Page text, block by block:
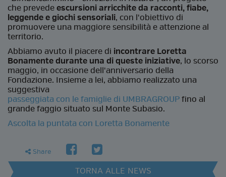
che prevede escursioni arricchite da racconti, fiabe,
leggende e giochi sensoriali, con l'obiettivo di
promuovere una maggiore sensibilità e attenzione al
territorio.
Abbiamo avuto il piacere di incontrare Loretta
Bonamente durante una di queste iniziative, lo scorso
maggio, in occasione dell'anniversario della
Fondazione. Insieme a lei, abbiamo realizzato una
suggestiva
passeggiata con le famiglie di UMBRAGROUP fino al
grande faggio situato sul Monte Subasio.
Ascolta la puntata con Loretta Bonamente
Sharesharefacebook
twitter
TORNA ALLE NEWS